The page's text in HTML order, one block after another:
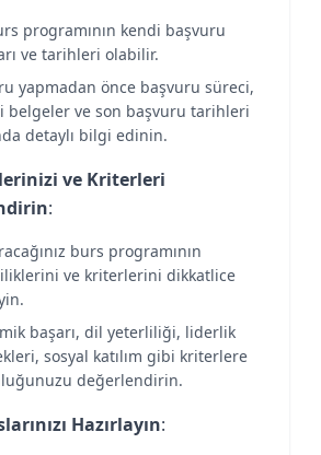
programının kendi başvuru
ve tarihleri olabilir.
yapmadan önce başvuru süreci,
belgeler ve son başvuru tarihleri
detaylı bilgi edinin.
ve Kriterleri
:
burs programının
ve kriterlerini dikkatlice
başarı, dil yeterliliği, liderlik
sosyal katılım gibi kriterlere
değerlendirin.
Hazırlayın: